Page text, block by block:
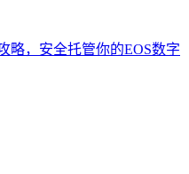
略，安全托管你的EOS数字